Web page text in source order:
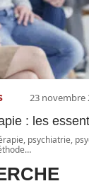
23 novembre
: les
psychiatrie,
…